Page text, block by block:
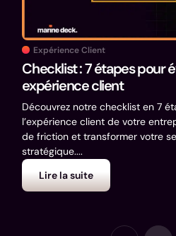
Expérience Client
Checklist : 7 étapes pour
expérience client
Découvrez notre checklist en 7
l’expérience client de votre
de friction et transformer votre
stratégique....
Lire la suite